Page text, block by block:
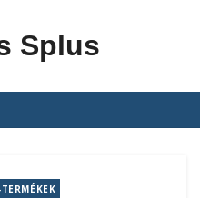
Splus